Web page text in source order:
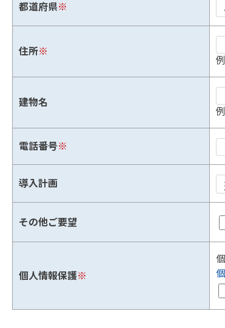
都道府県※
住所※
建物名
電話番号※
導入計画
その他ご要望
個人情報保護※